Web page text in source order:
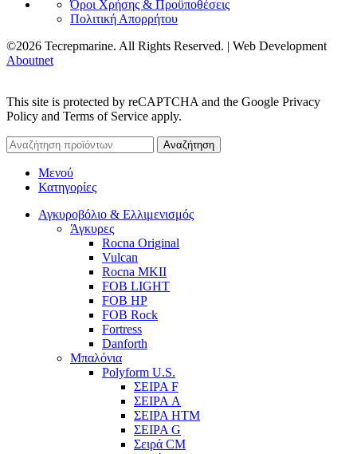
Όροι Χρήσης & Προϋποθέσεις
Πολιτική Απορρήτου
©2026 Tecrepmarine. All Rights Reserved. | Web Development
Aboutnet
This site is protected by reCAPTCHA and the Google Privacy
Policy and Terms of Service apply.
Αναζήτηση
Μενού
Κατηγορίες
Αγκυροβόλιο & Ελλιμενισμός
Άγκυρες
Rocna Original
Vulcan
Rocna MKII
FOB LIGHT
FOB HP
FOB Rock
Fortress
Danforth
Μπαλόνια
Polyform U.S.
ΣΕΙΡΑ F
ΣΕΙΡΑ A
ΣΕΙΡΑ HTM
ΣΕΙΡΑ G
Σειρά CM